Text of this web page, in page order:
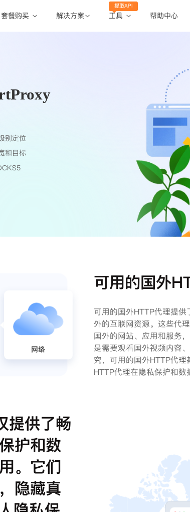
套餐购买 解决方案 工具
提取API
帮助中心
别定位
和目标
可用的国外
可用的国外HTTP代理提
外的互联网资源。这些代
国外的网站、应用和服务
是需要观看国外视频内容
究，可用的国外HTTP代
HTTP代理在隐私保护和数
提供了畅
护和数
。它们
隐藏真